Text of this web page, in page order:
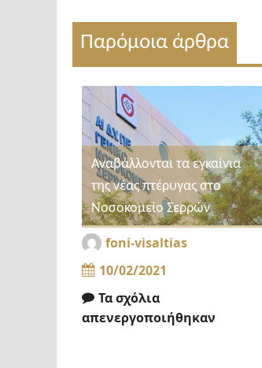
Παρόμοια άρθρα
Αναβάλλονται τα εγκαίνια
της νέας πτέρυγας στο
Νοσοκομείο Σερρών
foni-visaltias
10/02/2021
Τα σχόλια
απενεργοποιήθηκαν